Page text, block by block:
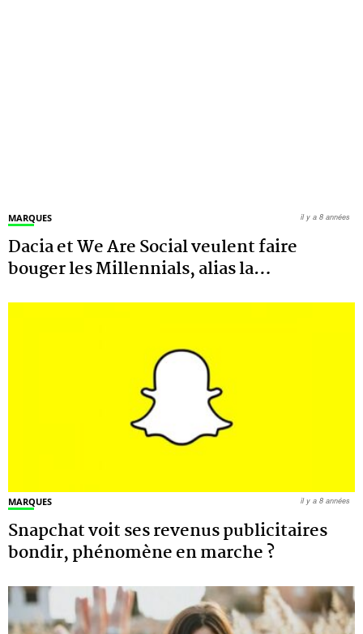
MARQUES
Dacia et We Are Social veulent faire
bouger les Millennials, alias la…
il y a 8 années
MARQUES
Snapchat voit ses revenus publicitaires
bondir, phénomène en marche ?
il y a 8 années